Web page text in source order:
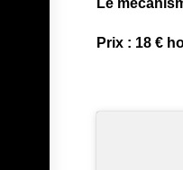
Le
Prix : 18 €